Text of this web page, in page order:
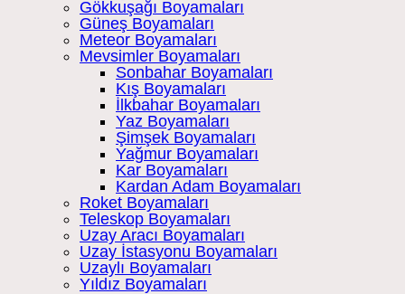
Gökkuşağı Boyamaları
Güneş Boyamaları
Meteor Boyamaları
Mevsimler Boyamaları
Sonbahar Boyamaları
Kış Boyamaları
İlkbahar Boyamaları
Yaz Boyamaları
Şimşek Boyamaları
Yağmur Boyamaları
Kar Boyamaları
Kardan Adam Boyamaları
Roket Boyamaları
Teleskop Boyamaları
Uzay Aracı Boyamaları
Uzay İstasyonu Boyamaları
Uzaylı Boyamaları
Yıldız Boyamaları